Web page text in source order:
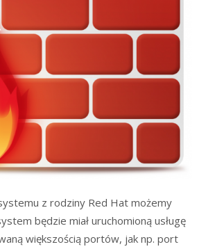
z rodziny Red Hat możemy
będzie miał uruchomioną usługę
większością portów, jak np. port